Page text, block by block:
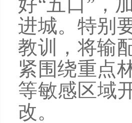
进城。特别
教训，将输
紧围绕重点
等敏感区域
改。